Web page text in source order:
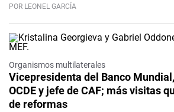
POR LEONEL GARCÍA
Organismos multilaterales
Vicepresidenta del Banco
OCDE y jefe de CAF; más visitas
de reformas